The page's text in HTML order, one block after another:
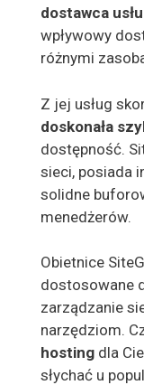
dostawca
wpływowy
różnymi
Z jej usług
doskonała
dostępność.
sieci, posiada
solidne
menedżerów.
Obietnice
dostosowane
zarządzanie
narzędziom.
hosting dla
słychać u